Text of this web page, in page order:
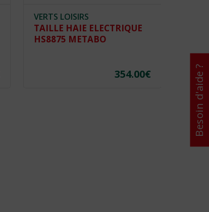
Besoin d'aide ?
VERTS LOISIRS
TAILLE HAIE ELECTRIQUE
HS8875 METABO
354.00€